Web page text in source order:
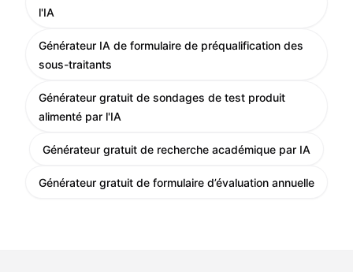
l'IA
Générateur IA de formulaire de préqualification des
sous-traitants
Générateur gratuit de sondages de test produit
alimenté par l'IA
Générateur gratuit de recherche académique par IA
Générateur gratuit de formulaire d’évaluation annuelle